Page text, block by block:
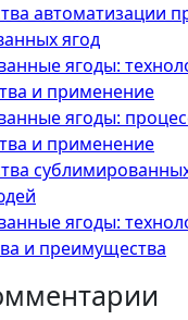
автоматизации
ягод
ягоды:
и применение
ягоды:
и применение
ягоды:
и преимущества